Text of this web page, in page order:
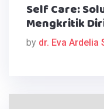
Self Care:
Mengkritik
by dr. Eva Ardelia